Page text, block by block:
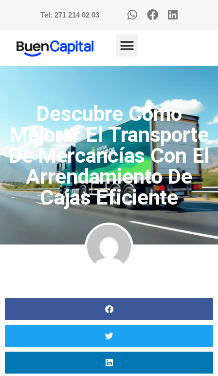
Tel: 271 214 02 03
Descubre Cómo
Mejorar El Transporte
De Mercancías Con El
Arrendamiento De
Cajas Eficiente